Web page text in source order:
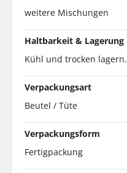
weitere Mischungen
Haltbarkeit & Lagerung
Kühl und trocken lagern.
Verpackungsart
Beutel / Tüte
Verpackungsform
Fertigpackung